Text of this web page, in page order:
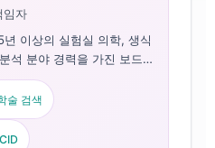
임자
이상의 실험실 의학, 생식
석 분야 경력을 가진 보드
과의사입니다. Kantesti AI
로서 그는 독자적 신경망
상적 감독을 제공합니다.
마커 해석과 여성 건강 패
술 검색